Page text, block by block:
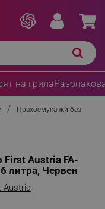
на грила
Прахосмукачки без
Austria FA-
литра, Червен
Austria